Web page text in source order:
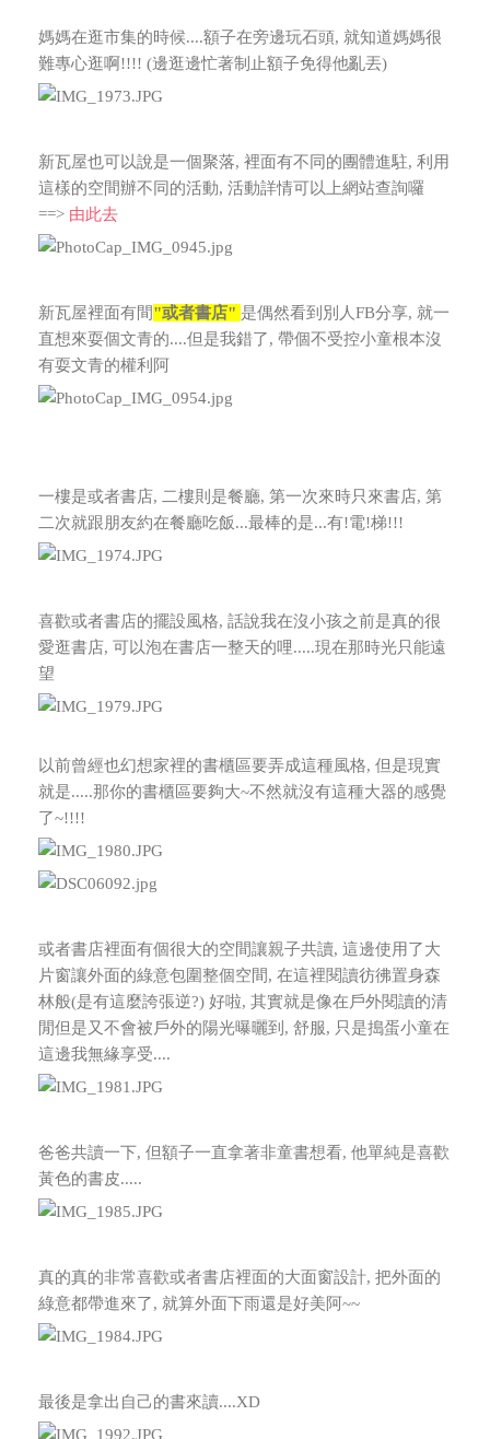
媽媽在逛市集的時候....額子在旁邊玩石頭, 就知道媽媽很
難專心逛啊!!!! (邊逛邊忙著制止額子免得他亂丟)
新瓦屋也可以說是一個聚落, 裡面有不同的團體進駐, 利用
這樣的空間辦不同的活動, 活動詳情可以上網站查詢囉
==> 由此去
新瓦屋裡面有間"或者書店" 是偶然看到別人FB分享, 就一
直想來耍個文青的....但是我錯了, 帶個不受控小童根本沒
有耍文青的權利阿
一樓是或者書店, 二樓則是餐廳, 第一次來時只來書店, 第
二次就跟朋友約在餐廳吃飯...最棒的是...有!電!梯!!!
喜歡或者書店的擺設風格, 話說我在沒小孩之前是真的很
愛逛書店, 可以泡在書店一整天的哩.....現在那時光只能遠
望
以前曾經也幻想家裡的書櫃區要弄成這種風格, 但是現實
就是.....那你的書櫃區要夠大~不然就沒有這種大器的感覺
了~!!!!
或者書店裡面有個很大的空間讓親子共讀, 這邊使用了大
片窗讓外面的綠意包圍整個空間, 在這裡閱讀彷彿置身森
林般(是有這麼誇張逆?) 好啦, 其實就是像在戶外閱讀的清
閒但是又不會被戶外的陽光曝曬到, 舒服, 只是搗蛋小童在
這邊我無緣享受....
爸爸共讀一下, 但額子一直拿著非童書想看, 他單純是喜歡
黃色的書皮.....
真的真的非常喜歡或者書店裡面的大面窗設計, 把外面的
綠意都帶進來了, 就算外面下雨還是好美阿~~
最後是拿出自己的書來讀....XD